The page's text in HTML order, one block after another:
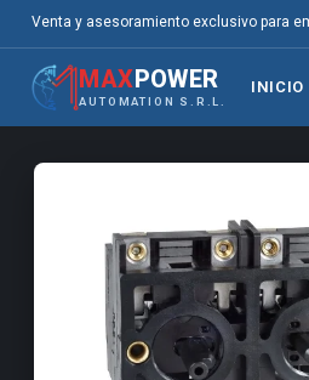
Venta y asesoramiento exclusivo para
MAXPOWER
AUTOMATION S.R.L.
INICIO